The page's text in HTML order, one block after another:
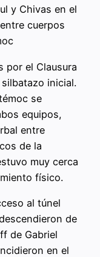
y Chivas en el
cuerpos
por el Clausura
inicial.
se
equipos,
entre
de la
muy cerca
físico.
al túnel
de
de Gabriel
en el